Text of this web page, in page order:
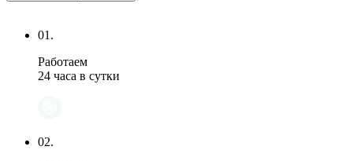
01.
Работаем
24 часа в сутки
02.